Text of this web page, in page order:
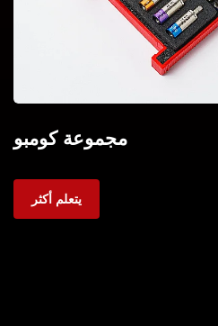
مجموعة كومبو
يتعلم أكثر